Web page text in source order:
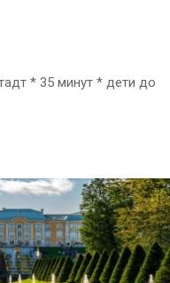
* 35 минут * дети до